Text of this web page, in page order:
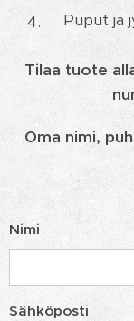
Puput ja
Tilaa tuote
Oma nimi,
Nimi
Sähköposti